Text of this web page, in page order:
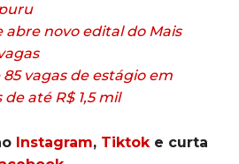
abre novo edital do Mais
vagas de estágio em
até R$ 1,5 mil
Instagram, Tiktoke curta